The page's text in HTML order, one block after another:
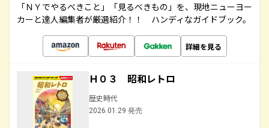
「ＮＹでやるべきこと」「見るべきもの」を、現地ニューヨー
カーと達人編集者が厳選紹介！！ ハンディなガイドブック。
詳細を見る
Ｈ０３ 昭和レトロ
歴史時代
2026.01.29 発売